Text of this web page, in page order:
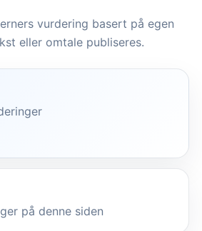
vurdering basert på egen
eller omtale publiseres.
på denne siden